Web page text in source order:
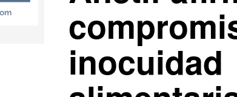
inocuidad